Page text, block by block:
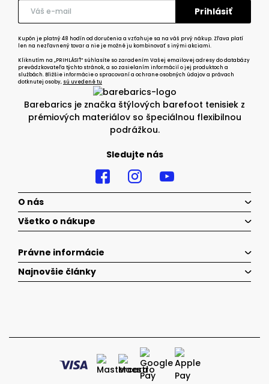
Barebarics je značka štýlových barefoot tenisiek z
prémiových materiálov so špeciálnou flexibilnou
podrážkou.
Sledujte nás
Kupón je platný 48 hodín od doručenia a vzťahuje sa na váš prvý nákup. Zľava platí
len na nezľavnený tovar a nie je možné ju kombinovať s inými akciami.
Kliknutím na „PRIHLÁSIŤ“ súhlasíte so zaradením Vašej emailovej adresy do databázy
prevádzkovateľa týchto stránok, a so zasielaním informácií o jej produktoch a
službách. Bližšie informácie o spracovaní a ochrane osobných údajov a právach
dotknutej osoby, sú uvedené tu
O nás
Všetko o nákupe
Právne informácie
Najnovšie články